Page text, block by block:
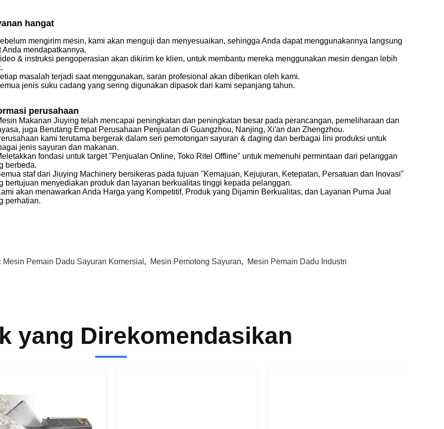
hangat
mengirim mesin, kami akan menguji dan menyesuaikan, sehingga Anda dapat menggunakannya langsung
Anda mendapatkannya.
& instruksi pengoperasian akan dikirim ke klien, untuk membantu mereka menggunakan mesin dengan lebih
masalah terjadi saat menggunakan, saran profesional akan diberikan oleh kami.
jenis suku cadang yang sering digunakan dipasok dari kami sepanjang tahun.
perusahaan
Makanan Jiuying telah mencapai peningkatan dan peningkatan besar pada perancangan, pemeliharaan dan
juga Berutang Empat Perusahaan Penjualan di Guangzhou, Nanjing, Xi'an dan Zhengzhou.
kami terutama bergerak dalam seri pemotongan sayuran & daging dan berbagai lini produksi untuk
jenis sayuran dan makanan.
fondasi untuk target "Penjualan Online, Toko Ritel Offline" untuk memenuhi permintaan dari pelanggan
berbeda.
staf dari Jiuying Machinery bersikeras pada tujuan "Kemajuan, Kejujuran, Ketepatan, Persatuan dan Inovasi"
bertujuan menyediakan produk dan layanan berkualitas tinggi kepada pelanggan.
akan menawarkan Anda Harga yang Kompetitif, Produk yang Dijamin Berkualitas, dan Layanan Purna Jual
perhatian.
Mesin Pemain Dadu Sayuran Komersial , Mesin Pemotong Sayuran, Mesin Pemain Dadu Industri
yang Direkomendasikan